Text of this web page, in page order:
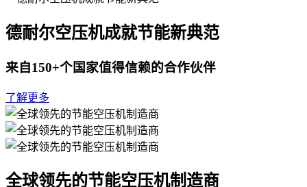
德耐尔空压机成就节能新典范
来自150+个国家值得信赖的合作伙伴
了解更多
全球领先的节能空压机制造商